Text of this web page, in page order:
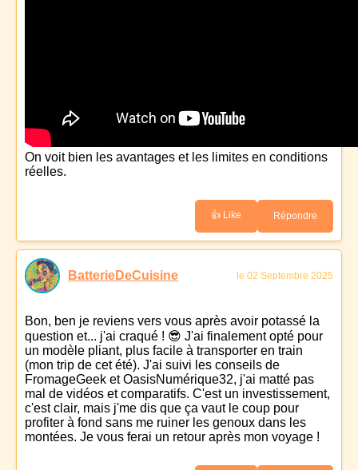
On voit bien les avantages et les limites en conditions
réelles.
👍 Like Répondre
BatterieDeCuisine le 02 Septembre 2025
Bon, ben je reviens vers vous après avoir potassé la
question et... j'ai craqué ! 😎 J'ai finalement opté pour
un modèle pliant, plus facile à transporter en train
(mon trip de cet été). J'ai suivi les conseils de
FromageGeek et OasisNumérique32, j'ai matté pas
mal de vidéos et comparatifs. C'est un investissement,
c'est clair, mais j'me dis que ça vaut le coup pour
profiter à fond sans me ruiner les genoux dans les
montées. Je vous ferai un retour après mon voyage !